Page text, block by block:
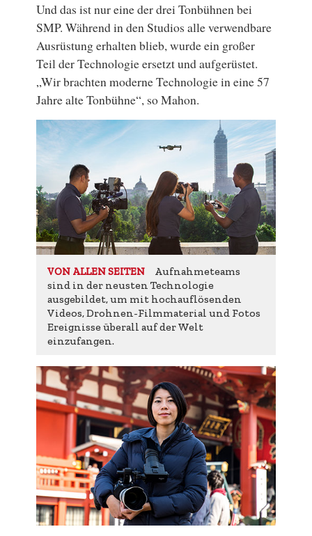
Und das ist nur eine der drei Tonbühnen bei
SMP. Während in den Studios alle verwendbare
Ausrüstung erhalten blieb, wurde ein großer
Teil der Technologie ersetzt und aufgerüstet.
„Wir brachten moderne Technologie in eine 57
Jahre alte Tonbühne“, so Mahon.
VON ALLEN SEITEN
Aufnahmeteams
sind in der neusten Technologie
ausgebildet, um mit hochauflösenden
Videos, Drohnen-Filmmaterial und Fotos
Ereignisse überall auf der Welt
einzufangen.